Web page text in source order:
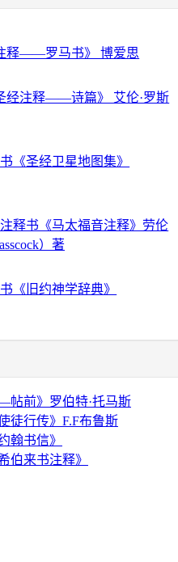
释——罗马书》 博爱思
经注释——诗篇》 艾伦·罗斯
《圣经卫星地图集》
释书《马太福音注释》劳伦
）著
《旧约神学辞典》
前》罗伯特·托马斯
徒行传》F.F布鲁斯
翰书信》
伯来书注释》